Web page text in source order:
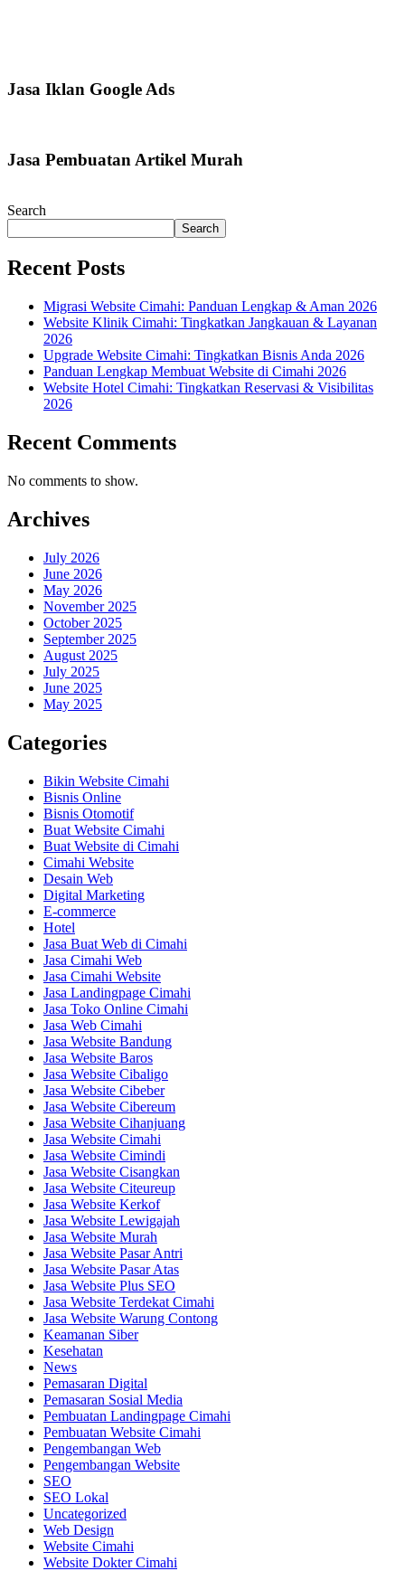
Jasa Iklan Google Ads
Jasa Pembuatan Artikel Murah
Search
Search
Recent Posts
Migrasi Website Cimahi: Panduan Lengkap & Aman 2026
Website Klinik Cimahi: Tingkatkan Jangkauan & Layanan
2026
Upgrade Website Cimahi: Tingkatkan Bisnis Anda 2026
Panduan Lengkap Membuat Website di Cimahi 2026
Website Hotel Cimahi: Tingkatkan Reservasi & Visibilitas
2026
Recent Comments
No comments to show.
Archives
July 2026
June 2026
May 2026
November 2025
October 2025
September 2025
August 2025
July 2025
June 2025
May 2025
Categories
Bikin Website Cimahi
Bisnis Online
Bisnis Otomotif
Buat Website Cimahi
Buat Website di Cimahi
Cimahi Website
Desain Web
Digital Marketing
E-commerce
Hotel
Jasa Buat Web di Cimahi
Jasa Cimahi Web
Jasa Cimahi Website
Jasa Landingpage Cimahi
Jasa Toko Online Cimahi
Jasa Web Cimahi
Jasa Website Bandung
Jasa Website Baros
Jasa Website Cibaligo
Jasa Website Cibeber
Jasa Website Cibereum
Jasa Website Cihanjuang
Jasa Website Cimahi
Jasa Website Cimindi
Jasa Website Cisangkan
Jasa Website Citeureup
Jasa Website Kerkof
Jasa Website Lewigajah
Jasa Website Murah
Jasa Website Pasar Antri
Jasa Website Pasar Atas
Jasa Website Plus SEO
Jasa Website Terdekat Cimahi
Jasa Website Warung Contong
Keamanan Siber
Kesehatan
News
Pemasaran Digital
Pemasaran Sosial Media
Pembuatan Landingpage Cimahi
Pembuatan Website Cimahi
Pengembangan Web
Pengembangan Website
SEO
SEO Lokal
Uncategorized
Web Design
Website Cimahi
Website Dokter Cimahi